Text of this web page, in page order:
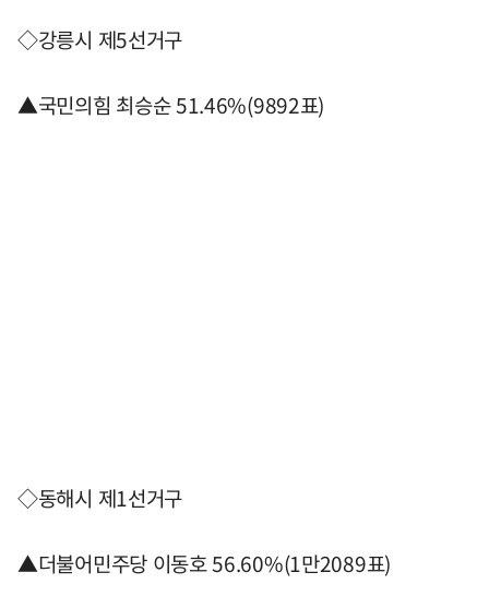
◇강릉시 제5선거구
▲국민의힘 최승순 51.46%(9892표)
◇동해시 제1선거구
▲더불어민주당 이동호 56.60%(1만2089표)